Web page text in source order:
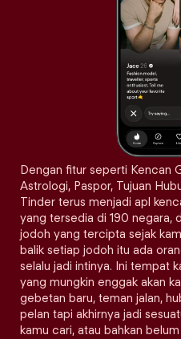
Dengan fitur seperti Kencan
Astrologi, Paspor, Tujuan
Tinder terus menjadi apl
yang tersedia di 190 negara,
jodoh yang tercipta sejak
balik setiap jodoh itu ada
selalu jadi intinya. Ini tempat
yang mungkin enggak akan
gebetan baru, teman jalan,
pelan tapi akhirnya jadi
kamu cari, atau bahkan